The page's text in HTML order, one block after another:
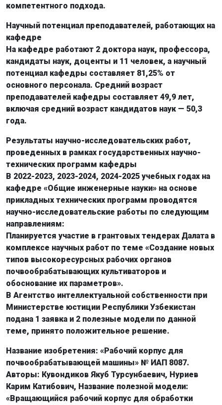
компетентного подхода.
Научный потенциал преподавателей, работающих на
кафедре
На кафедре работают 2 доктора наук, профессора,
кандидаты наук, доценты и 11 человек, а научный
потенциал кафедры составляет 81,25% от
основного персонала. Средний возраст
преподавателей кафедры составляет 49,9 лет,
включая средний возраст кандидатов наук — 50,3
года.
Результаты научно-исследовательских работ,
проведенных в рамках государственных научно-
технических программ кафедры
В 2022-2023, 2023-2024, 2024-2025 учебных годах на
кафедре «Общие инженерные науки» на основе
прикладных технических программ проводятся
научно-исследовательские работы по следующим
направлениям:
Планируется участие в грантовых тендерах Далата в
комплексе научных работ по теме «Создание новых
типов высокоресурсных рабочих органов
почвообрабатывающих культиваторов и
обоснование их параметров».
В Агентство интеллектуальной собственности при
Министерстве юстиции Республики Узбекистан
подана 1 заявка и 2 полезные модели по данной
теме, принято положительное решение.
Название изобретения: «Рабочий корпус для
почвообрабатывающей машины» № ИАП 8087.
Авторы: Кувондиков Якуб Турсунбаевич, Нуриев
Карим Катибович, Название полезной модели:
«Вращающийся рабочий корпус для обработки